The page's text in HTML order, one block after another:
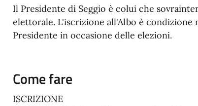
Il Presidente di Seggio è colui che
elettorale. L'iscrizione all'Albo è condizione
Presidente in occasione delle elezioni.
Come fare
ISCRIZIONE